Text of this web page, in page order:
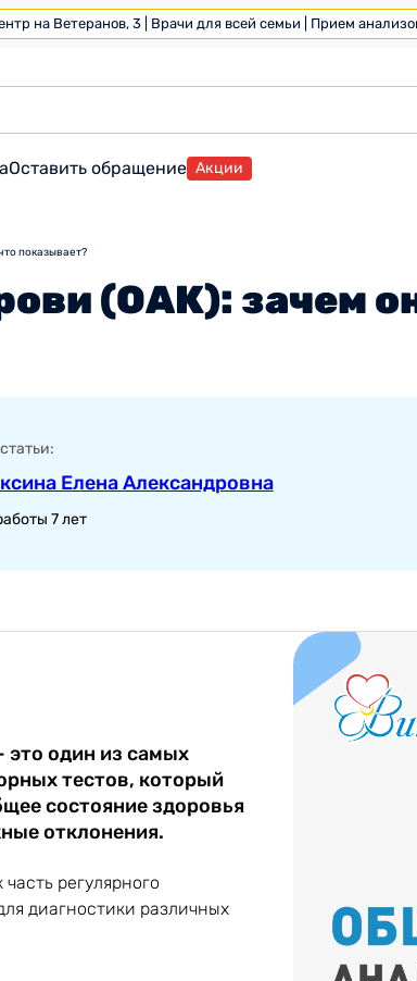
на Ветеранов, 3 | Врачи для всей семьи | Прием
Оставить обращение Акции
показывает?
(ОАК): зачем
Елена Александровна
7 лет
один из самых
тестов, который
состояние здоровья
отклонения.
регулярного
диагностики различных